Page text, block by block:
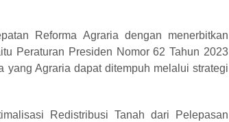
Reforma Agraria dengan menerbitkan
Peraturan Presiden Nomor 62 Tahun 2023
yang Agraria dapat ditempuh melalui strategi
Redistribusi Tanah dari Pelepasan